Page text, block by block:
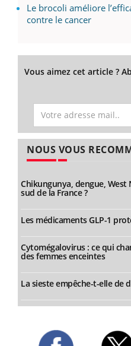
Le brocoli améliore
contre le cancer
Vous aimez cet article ?
NOUS VOUS
Chikungunya, dengue, West
sud de la France ?
Les médicaments GLP-1
Cytomégalovirus : ce qui
des femmes enceintes
La sieste empêche-t-elle de